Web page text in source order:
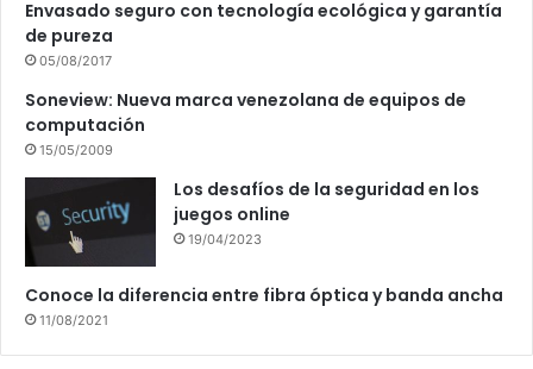
Envasado seguro con tecnología ecológica y garantía
de pureza
05/08/2017
Soneview: Nueva marca venezolana de equipos de
computación
15/05/2009
Los desafíos de la seguridad en los
juegos online
19/04/2023
Conoce la diferencia entre fibra óptica y banda ancha
11/08/2021